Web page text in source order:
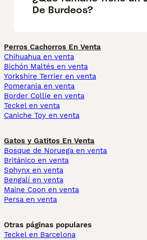
De Burdeos?
Perros Cachorros En Venta
Chihuahua en venta
Bichón Maltés en venta
Yorkshire Terrier en venta
Pomerania en venta
Border Collie en venta
Teckel en venta
Caniche Toy en venta
Gatos y Gatitos En Venta
Bosque de Noruega en venta
Británico en venta
Sphynx en venta
Bengalí en venta
Maine Coon en venta
Persa en venta
Otras páginas populares
Teckel en Barcelona